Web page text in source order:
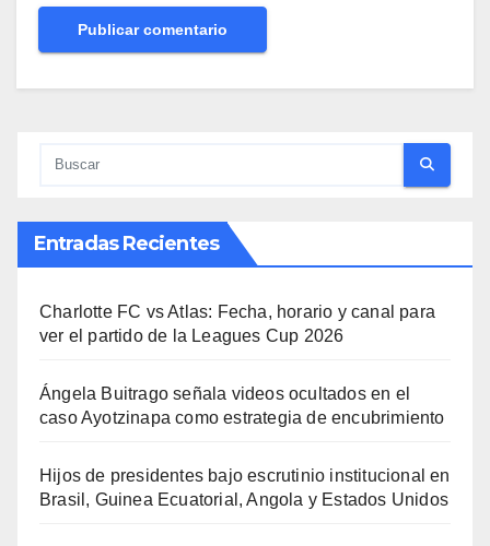
Entradas Recientes
Charlotte FC vs Atlas: Fecha, horario y canal para
ver el partido de la Leagues Cup 2026
Ángela Buitrago señala videos ocultados en el
caso Ayotzinapa como estrategia de encubrimiento
Hijos de presidentes bajo escrutinio institucional en
Brasil, Guinea Ecuatorial, Angola y Estados Unidos